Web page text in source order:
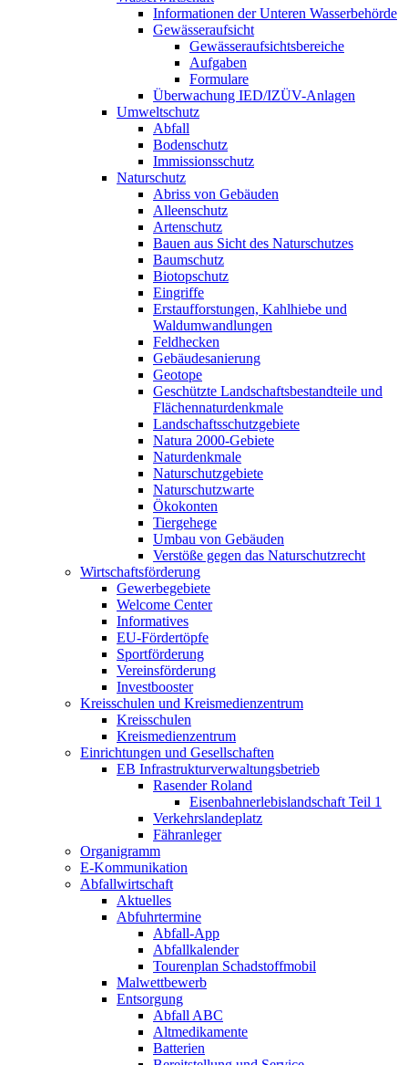
Informationen der Unteren Wasserbehörde
Gewässeraufsicht
Gewässeraufsichtsbereiche
Aufgaben
Formulare
Überwachung IED/IZÜV-Anlagen
Umweltschutz
Abfall
Bodenschutz
Immissionsschutz
Naturschutz
Abriss von Gebäuden
Alleenschutz
Artenschutz
Bauen aus Sicht des Naturschutzes
Baumschutz
Biotopschutz
Eingriffe
Erstaufforstungen, Kahlhiebe und
Waldumwandlungen
Feldhecken
Gebäudesanierung
Geotope
Geschützte Landschaftsbestandteile und
Flächennaturdenkmale
Landschaftsschutzgebiete
Natura 2000-Gebiete
Naturdenkmale
Naturschutzgebiete
Naturschutzwarte
Ökokonten
Tiergehege
Umbau von Gebäuden
Verstöße gegen das Naturschutzrecht
Wirtschaftsförderung
Gewerbegebiete
Welcome Center
Informatives
EU-Fördertöpfe
Sportförderung
Vereinsförderung
Investbooster
Kreisschulen und Kreismedienzentrum
Kreisschulen
Kreismedienzentrum
Einrichtungen und Gesellschaften
EB Infrastruktur­verwaltungsbetrieb
Rasender Roland
Eisenbahnerlebis­landschaft Teil 1
Verkehrslandeplatz
Fähranleger
Organigramm
E-Kommunikation
Abfallwirtschaft
Aktuelles
Abfuhrtermine
Abfall-App
Abfallkalender
Tourenplan Schadstoffmobil
Malwettbewerb
Entsorgung
Abfall ABC
Altmedikamente
Batterien